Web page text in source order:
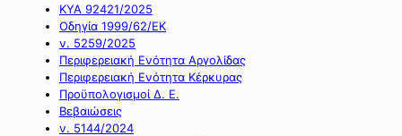
ΚΥΑ 92421/2025
Οδηγία 1999/62/ΕΚ
ν. 5259/2025
Περιφερειακή Ενότητα Αργολίδας
Περιφερειακή Ενότητα Κέρκυρας
Προϋπολογισμοί Δ. Ε.
Βεβαιώσεις
ν. 5144/2024